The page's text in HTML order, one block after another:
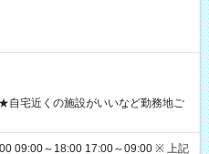
宅近くの施設がいいなど勤務地ご
～18:00 17:00～09:00 ※ 上記